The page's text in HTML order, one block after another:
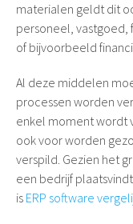
materialen geldt dit
personeel, vastgoed,
of bijvoorbeeld
Al deze middelen
processen worden
enkel moment wordt
ook voor worden
verspild. Gezien het
een bedrijf
is ERP software